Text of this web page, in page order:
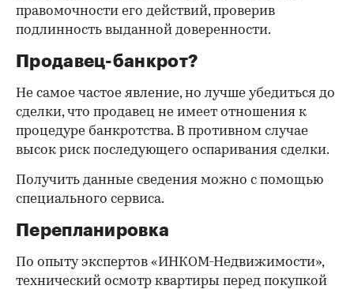
правомочности его действий, проверив
подлинность выданной доверенности.
Продавец-банкрот?
Не самое частое явление, но лучше убедиться до
сделки, что продавец не имеет отношения к
процедуре банкротства. В противном случае
высок риск последующего оспаривания сделки.
Получить данные сведения можно с помощью
специального сервиса.
Перепланировка
По опыту экспертов «ИНКОМ-Недвижимости»,
технический осмотр квартиры перед покупкой